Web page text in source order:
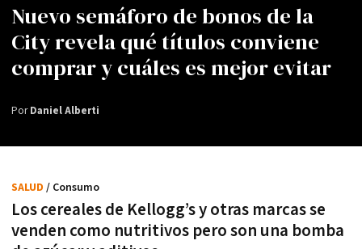
Nuevo semáforo de bonos de la
City revela qué títulos conviene
comprar y cuáles es mejor evitar
PorDaniel Alberti
Los cereales de Kellogg’s y otras marcas se
venden como nutritivos pero son una bomba
SALUD / Consumo